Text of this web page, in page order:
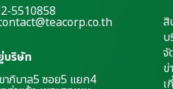
5510858
บริษัท
าภิบาล5 ซอย5 แยก4
สิ
บ
จั
ข่
เ